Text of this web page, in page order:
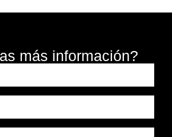
más información?